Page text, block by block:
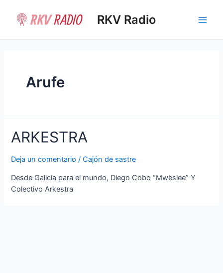
contenido
RKV Radio
Arufe
ARKESTRA
Deja un comentario /Cajón de sastre
Desde Galicia para el mundo, Diego Cobo “Mwëslee” Y
Colectivo Arkestra